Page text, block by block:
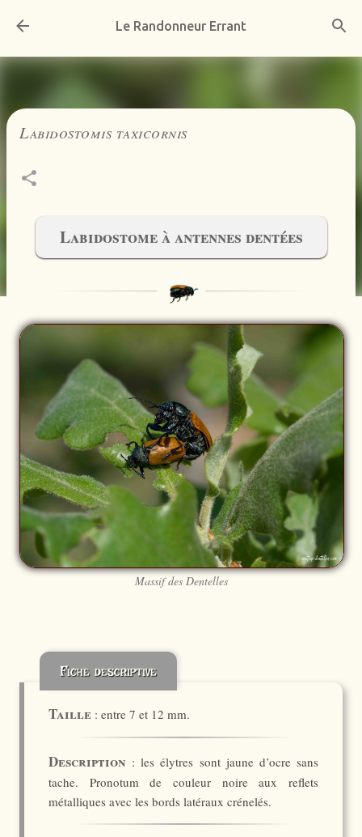
Accéder au contenu principal
Le Randonneur Errant
Labidostomis taxicornis
Labidostome à antennes dentées
Massif des Dentelles
Fiche descriptive
Taille : entre 7 et 12 mm.
Description : les élytres sont jaune d’ocre sans
tache. Pronotum de couleur noire aux reflets
métalliques avec les bords latéraux crénelés.